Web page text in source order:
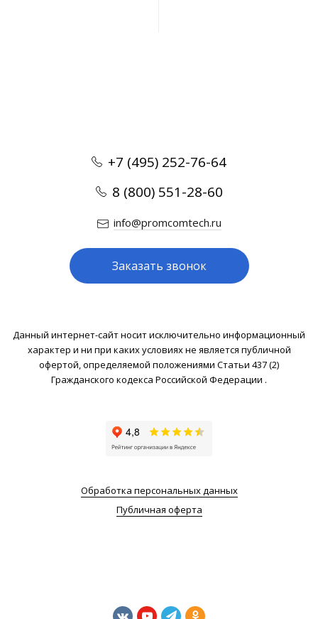
+7 (495) 252-76-64
8 (800) 551-28-60
info@promcomtech.ru
Заказать звонок
Данный интернет-сайт носит исключительно информационный
характер и ни при каких условиях не является публичной
офертой, определяемой положениями Статьи 437 (2)
Гражданского кодекса Российской Федерации .
Обработка персональных данных
Публичная оферта